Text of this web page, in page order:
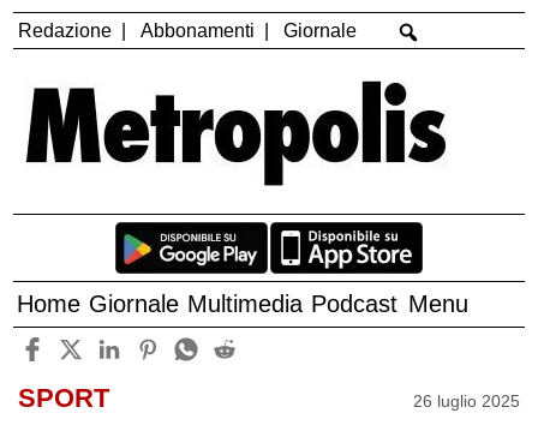
Redazione Abbonamenti Giornale
Home Giornale Multimedia Podcast Menu
SPORT 26 luglio 2025